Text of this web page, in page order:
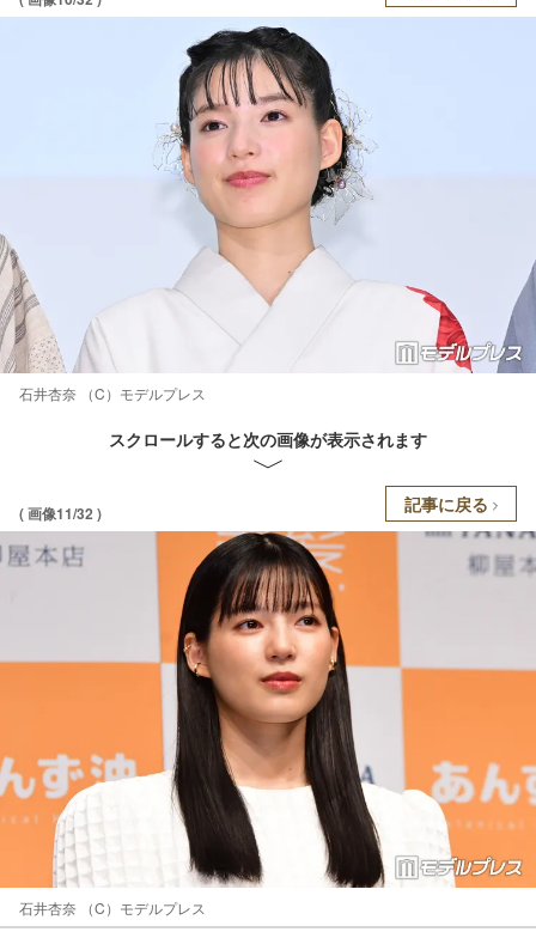
石井杏奈 （C）モデルプレス
スクロールすると次の画像が表示されます
( 画像11/32 ) 記事に戻る
石井杏奈 （C）モデルプレス